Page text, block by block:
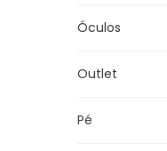
Óculos
Outlet
Pé